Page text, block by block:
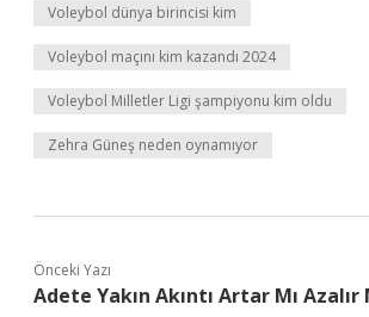
Voleybol dünya birincisi kim
Voleybol maçını kim kazandı 2024
Voleybol Milletler Ligi şampiyonu kim oldu
Zehra Güneş neden oynamıyor
Önceki Yazı
Adete Yakın Akıntı Artar Mı Azalır